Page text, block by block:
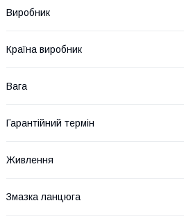
Виробник
Країна виробник
Вага
Гарантійний термін
Живлення
Змазка ланцюга